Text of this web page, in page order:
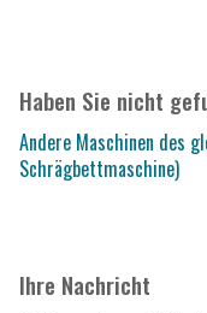
Haben Sie nicht
Andere Maschinen des
Schrägbettmaschine)
Ihre Nachricht